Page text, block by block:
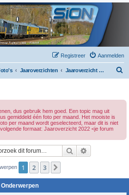
Aanmelden
Registreer
Jaaroverzichten Jaaroverzicht 2022
dus gebruik hem goed. Een topic mag uit
gemiddeld één foto per maand. Het mooiste is
per maand wordt geselecteerd, maar dit is niet
formaat: Jaaroverzicht 2022 <je forum
Zoek
1 2 3
Onderwerpen